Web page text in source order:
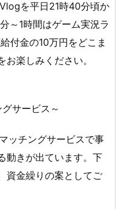
を平日21時40分頃か
～1時間はゲーム実況ラ
付金の10万円をどこま
楽しみください。
サービス～
ッチングサービスで事
動きが出ています。下
資金繰りの案としてご